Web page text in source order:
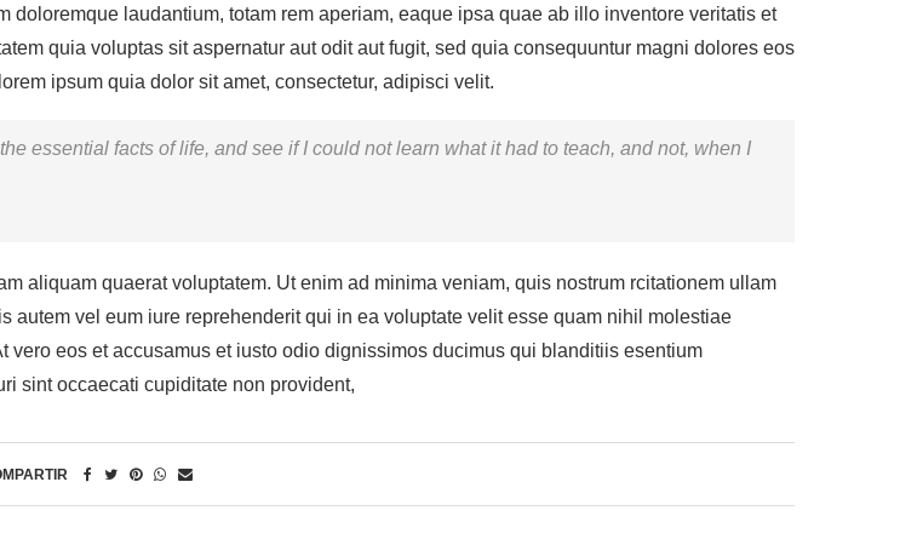
laudantium, totam rem aperiam, eaque ipsa quae ab illo inventore veritatis et
quia voluptas sit aspernatur aut odit aut fugit, sed quia consequuntur magni dolores eos
ipsum quia dolor sit amet, consectetur, adipisci velit.
essential facts of life, and see if I could not learn what it had to teach, and not, when I
aliquam quaerat voluptatem. Ut enim ad minima veniam, quis nostrum rcitationem ullam
vel eum iure reprehenderit qui in ea voluptate velit esse quam nihil molestiae
eos et accusamus et iusto odio dignissimos ducimus qui blanditiis esentium
sint occaecati cupiditate non provident,